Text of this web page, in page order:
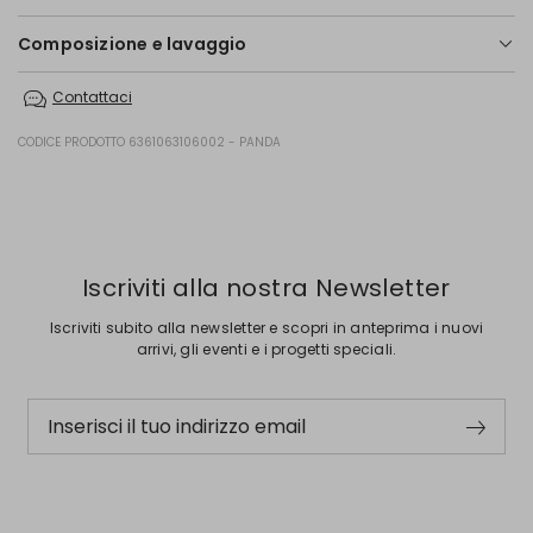
Composizione e lavaggio
asciugare in tamburo; asciugare in piano in ombra; ferro tiepido max
umido professionale.; usare un panno tra capo e ferro.; usare detersivo
Contattaci
CODICE PRODOTTO 6361063106002 - PANDA
Iscriviti alla nostra Newsletter
Iscriviti subito alla newsletter e scopri in anteprima i nuovi
arrivi, gli eventi e i progetti speciali.
Inserisci il tuo indirizzo email